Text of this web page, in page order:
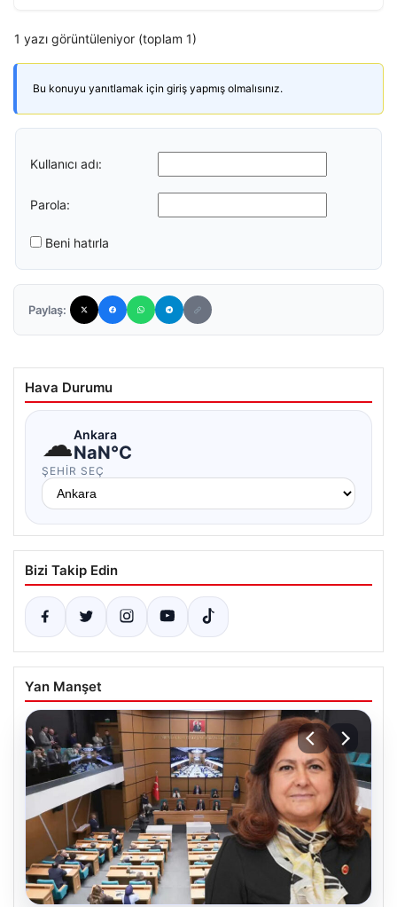
1 yazı görüntüleniyor (toplam 1)
Bu konuyu yanıtlamak için giriş yapmış olmalısınız.
Kullanıcı adı:
Parola:
Beni hatırla
Paylaş:
Hava Durumu
☁Ankara
NaN°C
ŞEHIR SEÇ
Bizi Takip Edin
Yan Manşet